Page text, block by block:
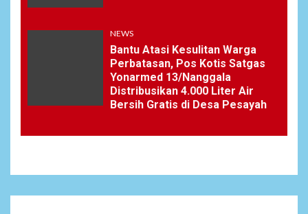
NEWS
Bantu Atasi Kesulitan Warga
Perbatasan, Pos Kotis Satgas
Yonarmed 13/Nanggala
Distribusikan 4.000 Liter Air
Bersih Gratis di Desa Pesayah